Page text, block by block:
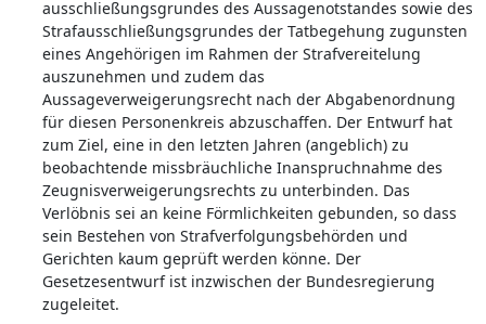
ausschließungsgrundes des Aussagenotstandes sowie des
Strafausschließungsgrundes der Tatbegehung zugunsten
eines Angehörigen im Rahmen der Strafvereitelung
auszunehmen und zudem das
Aussageverweigerungsrecht nach der Abgabenordnung
für diesen Personenkreis abzuschaffen. Der Entwurf hat
zum Ziel, eine in den letzten Jahren (angeblich) zu
beobachtende missbräuchliche Inanspruchnahme des
Zeugnisverweigerungsrechts zu unterbinden. Das
Verlöbnis sei an keine Förmlichkeiten gebunden, so dass
sein Bestehen von Strafverfolgungsbehörden und
Gerichten kaum geprüft werden könne. Der
Gesetzesentwurf ist inzwischen der Bundesregierung
zugeleitet.